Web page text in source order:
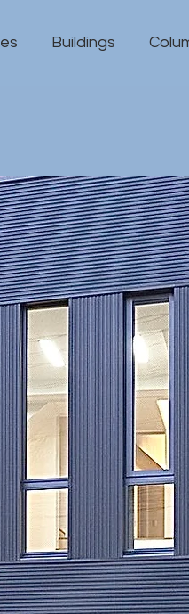
Buildings